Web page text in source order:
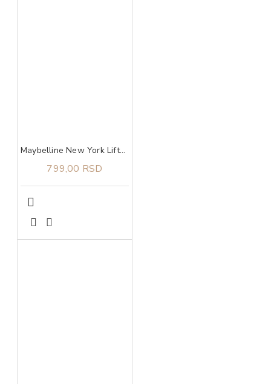
Maybelline New York Lifter Glaze balzam za usne 003 rose bite
799,00 RSD